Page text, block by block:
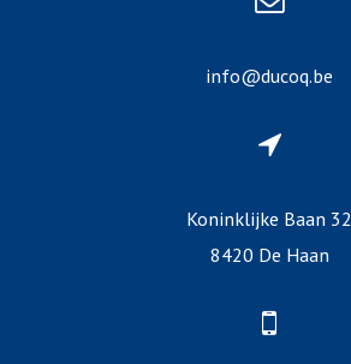
info@ducoq.be
Koninklijke Baan 32
8420 De Haan